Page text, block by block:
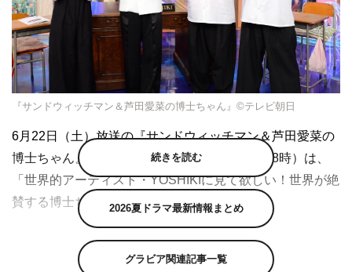
『サンドウィッチマン＆芦田愛菜の博士ちゃん』©テレビ朝日
6月22日（土）放送の『サンドウィッチマン＆芦田愛菜の
博士ちゃん』（テレビ朝日系 午後6時56分～8時）は、
「世界的アーティスト・YOSHIKIに見て欲しい！世界が絶
賛する博士ちゃんアート作品SP！」を送る。
が、“博士ちゃん（先生役）”として世界でひとつだけのオ
続きを読む
2026夏ドラマ最新情報まとめ
グラビア関連記事一覧